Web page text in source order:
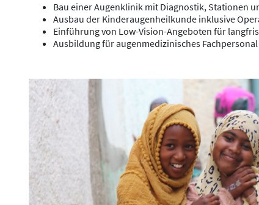
Bau einer Augenklinik mit Diagnostik, Stationen
Ausbau der Kinderaugenheilkunde inklusive
Einführung von Low-Vision-Angeboten für
Ausbildung für augenmedizinisches Fachpersonal